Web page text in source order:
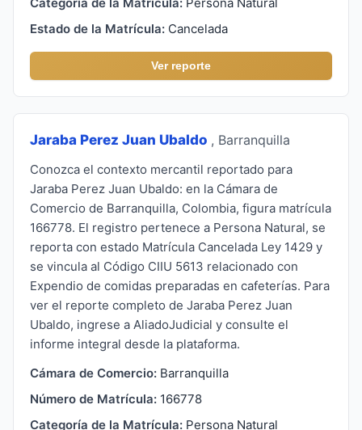
Estado de la Matrícula: Cancelada
Ver reporte
Jaraba Perez Juan Ubaldo , Barranquilla
Conozca el contexto mercantil reportado para
Jaraba Perez Juan Ubaldo: en la Cámara de
Comercio de Barranquilla, Colombia, figura matrícula
166778. El registro pertenece a Persona Natural, se
reporta con estado Matrícula Cancelada Ley 1429 y
se vincula al Código CIIU 5613 relacionado con
Expendio de comidas preparadas en cafeterías. Para
ver el reporte completo de Jaraba Perez Juan
Ubaldo, ingrese a AliadoJudicial y consulte el
informe integral desde la plataforma.
Cámara de Comercio: Barranquilla
Número de Matrícula: 166778
Categoría de la Matrícula: Persona Natural